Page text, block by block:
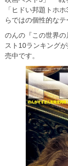
「ヒドい邦題トホ
らではの個性的なテ
のんの『この世界
スト10ランキング
売中です。